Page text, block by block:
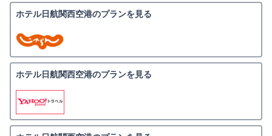
ホテル日航関西空港のプランを見る
ホテル日航関西空港のプランを見る